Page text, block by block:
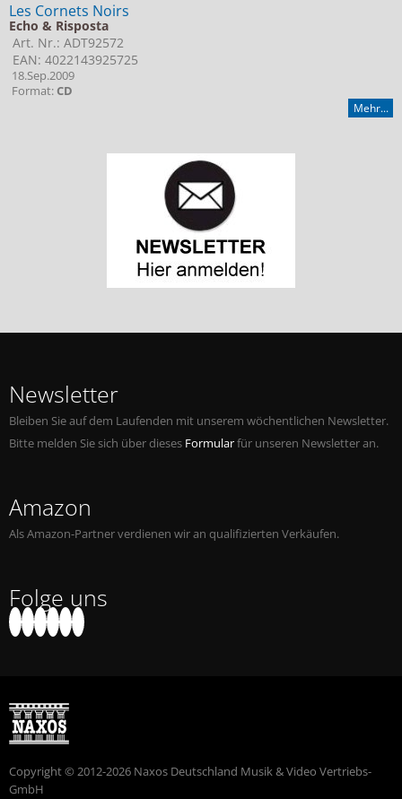
Les Cornets Noirs
Echo & Risposta
Art. Nr.: ADT92572
EAN: 4022143925725
18.Sep.2009
Format:CD
Mehr...
Newsletter
Bleiben Sie auf dem Laufenden mit unserem wöchentlichen Newsletter.
Bitte melden Sie sich über dieses Formularfür unseren Newsletter an.
Amazon
Als Amazon-Partner verdienen wir an qualifizierten Verkäufen.
Folge uns
Copyright © 2012-2026 Naxos Deutschland Musik & Video Vertriebs-
GmbH